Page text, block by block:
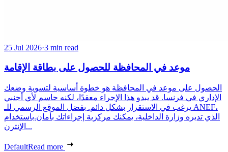
25 Jul 2026·3 min read
موعد في المحافظة للحصول على بطاقة الإقامة
الحصول على موعد في المحافظة هو خطوة أساسية لتسوية وضعك
الإداري في فرنسا. قد يبدو هذا الإجراء معقدًا، لكنه حاسم لأي أجنبي
يرغب في الاستقرار بشكل دائم. بفضل الموقع الرسمي للـ ANEF،
الذي تديره وزارة الداخلية، يمكنك مركزية إجراءاتك بأمان.باستخدام
الإنترن...
DefaultRead more